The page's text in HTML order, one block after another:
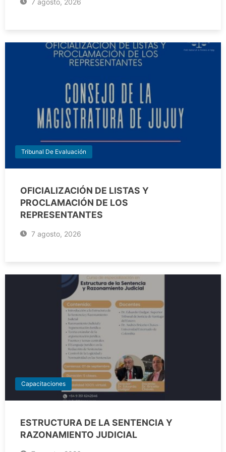
7 agosto, 2026
Tribunal De Evaluación
OFICIALIZACIÓN DE LISTAS Y
PROCLAMACIÓN DE LOS
REPRESENTANTES
7 agosto, 2026
Capacitaciones
ESTRUCTURA DE LA SENTENCIA Y
RAZONAMIENTO JUDICIAL